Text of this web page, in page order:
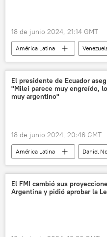
18 de junio 2024, 21:14 GMT
América Latina
EEUU
Jorge Rodríguez
Gobierno de Venezuela
El presidente de Ecuador
"Milei parece muy engreído,
muy argentino"
18 de junio 2024, 20:46 GMT
América Latina
Daniel
Javier Milei
Gustavo
Argentina
Colombia
Nayib Bukele
El Salvador
El FMI cambió sus
Argentina y pidió aprobar la